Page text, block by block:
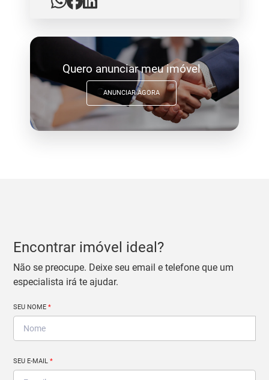
Quero anunciar meu imóvel
ANUNCIAR AGORA
Encontrar imóvel ideal?
Não se preocupe. Deixe seu email e telefone que um
especialista irá te ajudar.
SEU NOME*
SEU E-MAIL*